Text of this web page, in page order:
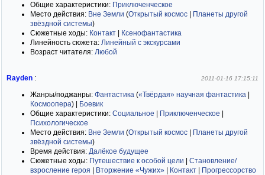
Общие характеристики: Приключенческое
Место действия: Вне Земли (Открытый космос
Планеты другой
звёздной системы)
Сюжетные ходы: Контакт
Ксенофантастика
Линейность сюжета: Линейный с экскурсами
Возраст читателя: Любой
Rayden : 2011-01-16 17:15:11
Жанры/поджанры: Фантастика («Твёрдая» научная фантастика
Космоопера)
Боевик
Общие характеристики: Социальное Приключенческое
Психологическое
Место действия: Вне Земли (Открытый космос
Планеты другой
звёздной системы)
Время действия: Далёкое будущее
Сюжетные ходы: Путешествие к особой цели
Становление/
взросление героя
Вторжение «Чужих» Контакт
Прогрессорство